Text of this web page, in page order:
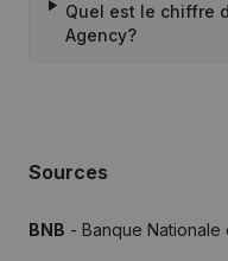
Quel est le chiffre
Agency?
Sources
BNB - Banque Nationale